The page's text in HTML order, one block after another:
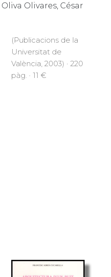
Oliva Olivares, César
(Publicacions de la
Universitat de
València, 2003) · 220
pàg. · 11 €